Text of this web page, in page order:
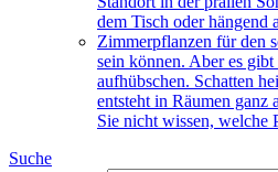
dem Tisch oder hängend
Zimmerpflanzen für den
sein können. Aber es
aufhübschen. Schatten
entsteht in Räumen
Sie nicht wissen, welche
Suche